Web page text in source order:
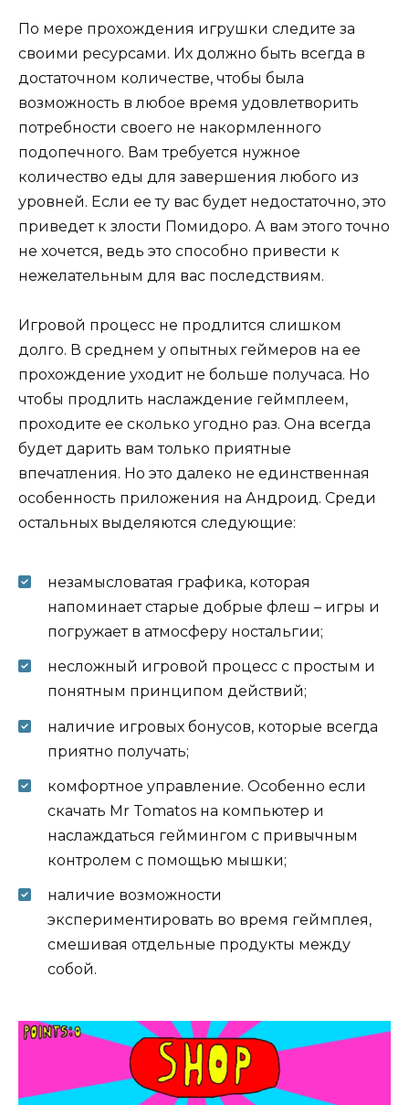
По мере прохождения игрушки следите за
своими ресурсами. Их должно быть всегда в
достаточном количестве, чтобы была
возможность в любое время удовлетворить
потребности своего не накормленного
подопечного. Вам требуется нужное
количество еды для завершения любого из
уровней. Если ее ту вас будет недостаточно, это
приведет к злости Помидоро. А вам этого точно
не хочется, ведь это способно привести к
нежелательным для вас последствиям.
Игровой процесс не продлится слишком
долго. В среднем у опытных геймеров на ее
прохождение уходит не больше получаса. Но
чтобы продлить наслаждение геймплеем,
проходите ее сколько угодно раз. Она всегда
будет дарить вам только приятные
впечатления. Но это далеко не единственная
особенность приложения на Андроид. Среди
остальных выделяются следующие:
незамысловатая графика, которая
напоминает старые добрые флеш – игры и
погружает в атмосферу ностальгии;
несложный игровой процесс с простым и
понятным принципом действий;
наличие игровых бонусов, которые всегда
приятно получать;
комфортное управление. Особенно если
скачать Mr Tomatos на компьютер и
наслаждаться геймингом с привычным
контролем с помощью мышки;
наличие возможности
экспериментировать во время геймплея,
смешивая отдельные продукты между
собой.